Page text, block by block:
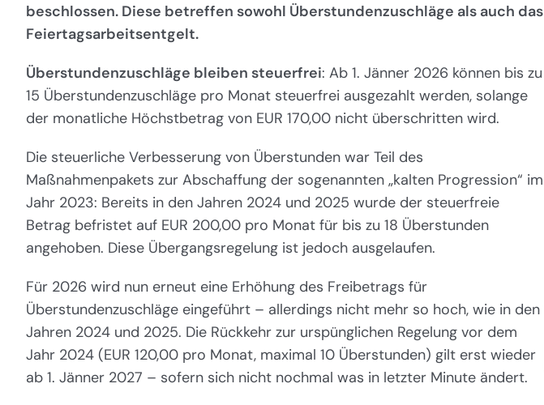
beschlossen. Diese betreffen sowohl Überstundenzuschläge als auch das
Feiertagsarbeitsentgelt.
Überstundenzuschläge bleiben steuerfrei: Ab 1. Jänner 2026 können bis zu
15 Überstundenzuschläge pro Monat steuerfrei ausgezahlt werden, solange
der monatliche Höchstbetrag von EUR 170,00 nicht überschritten wird.
Die steuerliche Verbesserung von Überstunden war Teil des
Maßnahmenpakets zur Abschaffung der sogenannten „kalten Progression“ im
Jahr 2023: Bereits in den Jahren 2024 und 2025 wurde der steuerfreie
Betrag befristet auf EUR 200,00 pro Monat für bis zu 18 Überstunden
angehoben. Diese Übergangsregelung ist jedoch ausgelaufen.
Für 2026 wird nun erneut eine Erhöhung des Freibetrags für
Überstundenzuschläge eingeführt – allerdings nicht mehr so hoch, wie in den
Jahren 2024 und 2025. Die Rückkehr zur urspünglichen Regelung vor dem
Jahr 2024 (EUR 120,00 pro Monat, maximal 10 Überstunden) gilt erst wieder
ab 1. Jänner 2027 – sofern sich nicht nochmal was in letzter Minute ändert.